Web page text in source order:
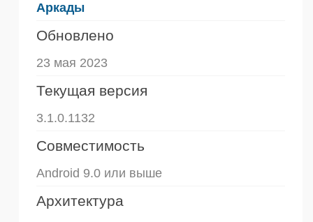
Аркады
Обновлено
23 мая 2023
Текущая версия
3.1.0.1132
Совместимость
Android 9.0 или выше
Архитектура